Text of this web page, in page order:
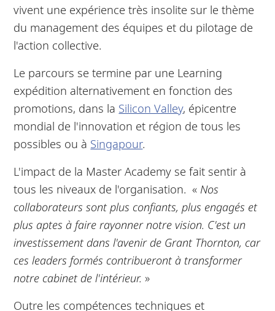
vivent une expérience très insolite sur le thème
du management des équipes et du pilotage de
l'action collective.
Le parcours se termine par une Learning
expédition alternativement en fonction des
promotions, dans la Silicon Valley, épicentre
mondial de l'innovation et région de tous les
possibles ou à Singapour.
L'impact de la Master Academy se fait sentir à
tous les niveaux de l'organisation. « Nos
collaborateurs sont plus confiants, plus engagés et
plus aptes à faire rayonner notre vision. C'est un
investissement dans l'avenir de Grant Thornton, car
ces leaders formés contribueront à transformer
notre cabinet de l'intérieur. »
Outre les compétences techniques et